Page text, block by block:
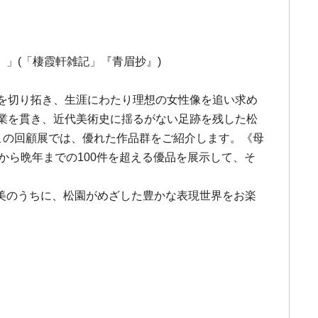
」(「棲霞軒雑記」『青眉抄』)
り拓き、生涯にわたり理想の女性像を追い求め
を貫き、近代美術史に揺るがない足跡を残した松
回顧展では、優れた作品群をご紹介します。《母
ら晩年までの100件を超える優品を展示して、そ
うちに、松園がめざした豊かな表現世界をお楽